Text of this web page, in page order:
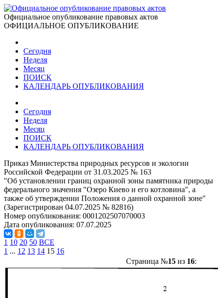
Официальное опубликование правовых актов
ОФИЦИАЛЬНОЕ ОПУБЛИКОВАНИЕ
Сегодня
Неделя
Месяц
ПОИСК
КАЛЕНДАРЬ ОПУБЛИКОВАНИЯ
Сегодня
Неделя
Месяц
ПОИСК
КАЛЕНДАРЬ ОПУБЛИКОВАНИЯ
Приказ Министерства природных ресурсов и экологии
Российской Федерации от 31.03.2025 № 163
"Об установлении границ охранной зоны памятника природы
федерального значения "Озеро Киево и его котловина", а
также об утверждении Положения о данной охранной зоне"
(Зарегистрирован 04.07.2025 № 82816)
Номер опубликования: 0001202507070003
Дата опубликования: 07.07.2025
1 10 20 50 ВСЕ
1 ... 12 13 14 15 16
Страница №15из 16: